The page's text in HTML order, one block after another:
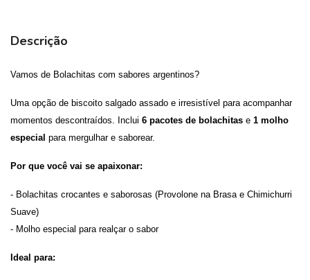
Descrição
Vamos de Bolachitas com sabores argentinos?
Uma opção de biscoito salgado assado e irresistível para acompanhar
momentos descontraídos. Inclui 6 pacotes de bolachitas e 1 molho
especial para mergulhar e saborear.
Por que você vai se apaixonar:
- Bolachitas crocantes e saborosas (Provolone na Brasa e Chimichurri
Suave)
- Molho especial para realçar o sabor
Ideal para: